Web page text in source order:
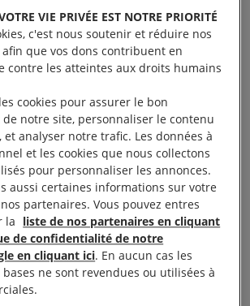
Kılıç, président d’honneur
a été déclaré coupable
à l’organisation terroriste Fethullah
Dalkıran, İdil Eser et Günal Kurşun
assistance à une organisation
les 11 d’Istanbul, une seule décision
!
avons été témoins d’une parodie
Cette décision de justice
non seulement à Taner,
et à leurs familles mais aussi à
VIE PRIVÉE EST NOTRE PRIORITÉ
c'est nous soutenir et réduire nos
que vos dons contribuent en
contre les atteintes aux droits humains
cookies pour assurer le bon
notre site, personnaliser le contenu
analyser notre trafic. Les données à
et les cookies que nous collectons
pour personnaliser les annonces.
aussi certaines informations sur votre
partenaires. Vous pouvez entres
la liste de nos partenaires en cliquant
de confidentialité de notre
en cliquant ici. En aucun cas les
ne sont revendues ou utilisées à